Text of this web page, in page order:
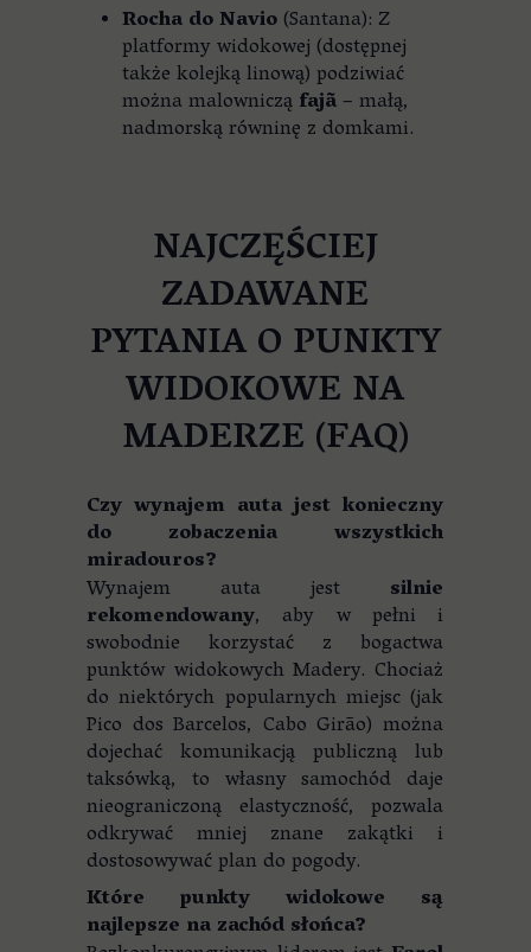
Rocha do Navio(Santana): Z
platformy widokowej (dostępnej
także kolejką linową) podziwiać
można malownicząfajã– małą,
nadmorską równinę z domkami.
NAJCZĘŚCIEJ
ZADAWANE
PYTANIA O PUNKTY
WIDOKOWE NA
MADERZE (FAQ)
Czy wynajem auta jest konieczny
do zobaczenia wszystkich
miradouros?
Wynajem auta jest silnie
rekomendowany, aby w pełni i
swobodnie korzystać z bogactwa
punktów widokowych Madery. Chociaż
do niektórych popularnych miejsc (jak
Pico dos Barcelos, Cabo Girão) można
dojechać komunikacją publiczną lub
taksówką, to własny samochód daje
nieograniczoną elastyczność, pozwala
odkrywać mniej znane zakątki i
dostosowywać plan do pogody.
Które punkty widokowe są
najlepsze na zachód słońca?